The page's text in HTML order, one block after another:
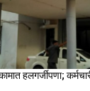
हलगर्जीपणा;